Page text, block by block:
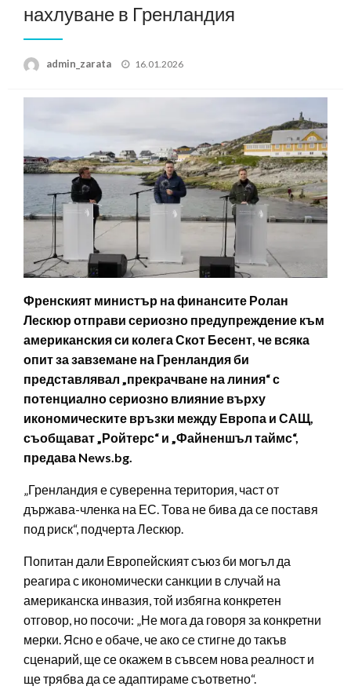
нахлуване в Гренландия
admin_zarata
Posted
16.01.2026
Френският министър на финансите Ролан
Лескюр отправи сериозно предупреждение към
американския си колега Скот Бесент, че всяка
опит за завземане на Гренландия би
представлявал „прекрачване на линия“ с
потенциално сериозно влияние върху
икономическите връзки между Европа и САЩ,
съобщават „Ройтерс“ и „Файненшъл таймс“,
предава News.bg.
„Гренландия е суверенна територия, част от
държава-членка на ЕС. Това не бива да се поставя
под риск“, подчерта Лескюр.
Попитан дали Европейският съюз би могъл да
реагира с икономически санкции в случай на
американска инвазия, той избягна конкретен
отговор, но посочи: „Не мога да говоря за конкретни
мерки. Ясно е обаче, че ако се стигне до такъв
сценарий, ще се окажем в съвсем нова реалност и
ще трябва да се адаптираме съответно“.